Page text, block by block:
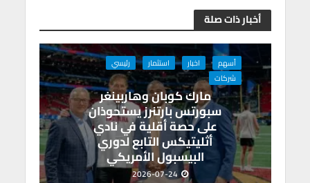
b
o
o
k
er
A
p
p
n
m أخبار ذات صلة
أسهم اخبار استثمار
رئيسي
شركات
مارك كوبان وهاربينغر
سبورتس بارتنرز يستحوذان
على حصة أقلية في نادي
أثليتيكس التابع لدوري
البيسبول الأمريكي
2026-07-24